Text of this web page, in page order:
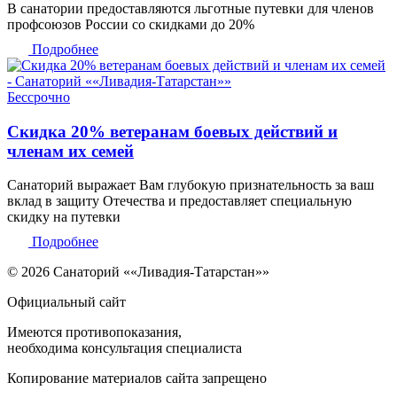
предоставляются льготные путевки для членов
России со скидками до 20%
20% ветеранам боевых действий и
их семей
выражает Вам глубокую признательность за ваш
Отечества и предоставляет специальную
путевки
© 2026 Санаторий ««Ливадия-Татарстан»»
Официальный сайт
Имеются противопоказания,
необходима консультация специалиста
Копирование материалов сайта запрещено